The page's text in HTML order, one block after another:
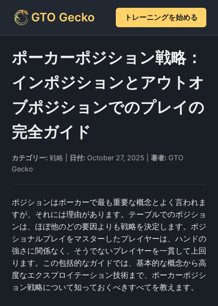
GTO Gecko トレーニングを始める
ポーカーポジション戦略：
インポジションとアウトオ
ブポジションでのプレイの
完全ガイド
カテゴリー: 戦略 | 日付: October 27, 2025 | 著者: GTO
Gecko
ポジションはポーカーで最も重要な概念とよく言われま
すが、それには理由があります。テーブルでのポジショ
ンは、ほぼ他のどの要因よりも戦略を決定します。ポジ
ショナルプレイをマスターしたプレイヤーは、ハンドの
強さに関係なく、そうでないプレイヤーを一貫して上回
ります。この包括的なガイドでは、基本的な概念から高
度なエクスプロイテーション技術まで、ポーカーポジシ
ョン戦略について知っておくべきすべてを教えます。